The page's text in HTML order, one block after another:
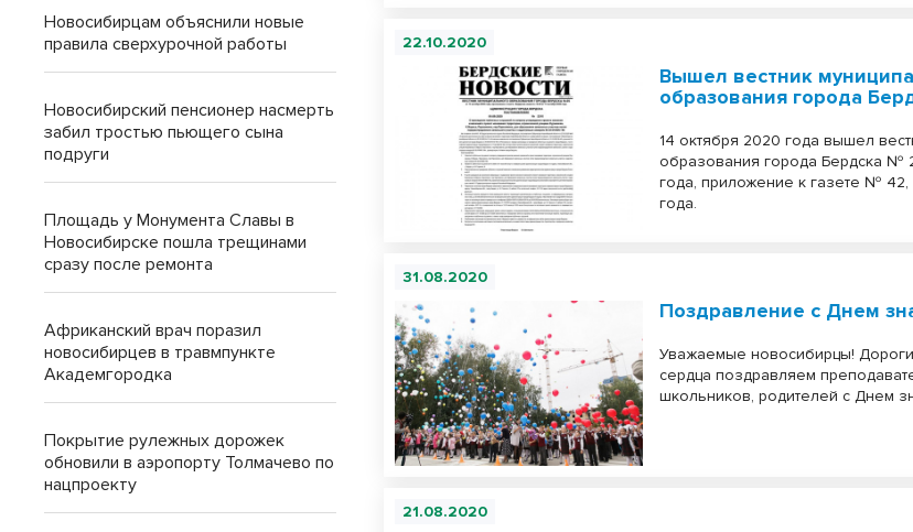
22.10.2020
Вышел вестник
образования города
14 октября 2020 года вышел
образования города Бердска №
года, приложение к газете № 42,
года.
31.08.2020
Поздравление с Днем
Уважаемые новосибирцы!
сердца поздравляем
школьников, родителей с Днем
21.08.2020
Новосибирцам объяснили новые
правила сверхурочной работы
Новосибирский пенсионер насмерть
забил тростью пьющего сына
подруги
Площадь у Монумента Славы в
Новосибирске пошла трещинами
сразу после ремонта
Африканский врач поразил
новосибирцев в травмпункте
Академгородка
Покрытие рулежных дорожек
обновили в аэропорту Толмачево по
нацпроекту